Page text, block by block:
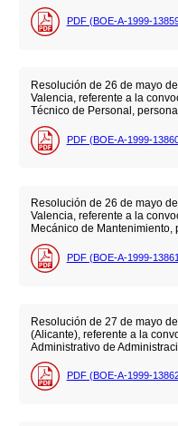
PDF (BOE-A-1999-
Resolución de 26 de mayo
Valencia, referente a la
Técnico de Personal,
PDF (BOE-A-1999-
Resolución de 26 de mayo
Valencia, referente a la
Mecánico de Mantenimiento,
PDF (BOE-A-1999-
Resolución de 27 de mayo
(Alicante), referente a la
Administrativo de
PDF (BOE-A-1999-